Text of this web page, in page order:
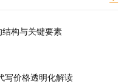
构与关键要素
写价格透明化解读